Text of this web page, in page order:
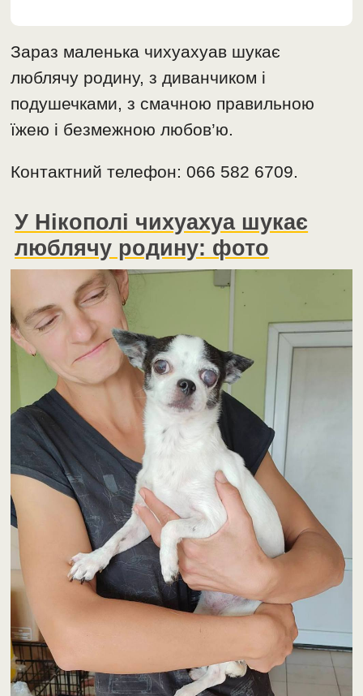
Зараз маленька чихуахуав шукає
люблячу родину, з диванчиком і
подушечками, з смачною правильною
їжею і безмежною любов’ю.
Контактний телефон: 066 582 6709.
У Нікополі чихуахуа шукає
люблячу родину: фото